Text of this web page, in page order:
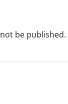
be published.